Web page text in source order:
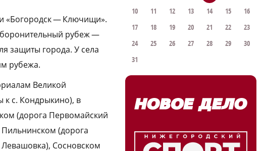
«Богородск — Ключищи».
рубеж —
защиты города. У села
рубежа.
Великой
к с. Кондрыкино), в
(дорога Первомайский
(дорога
Сосновском
10
11 12 13 14 15
16
17
18 19 20 21 22
23
24
25 26 27 28 29
30
31